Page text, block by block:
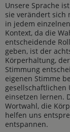
Unsere Sprache
sie verändert sich
in jedem
Kontext, da die
entscheidende
geben, ist der
Körperhaltung,
Stimmung
eigenen Stimme
gesellschaftlichen
einsetzen lernen.
Wortwahl, die
helfen uns
entspannen.